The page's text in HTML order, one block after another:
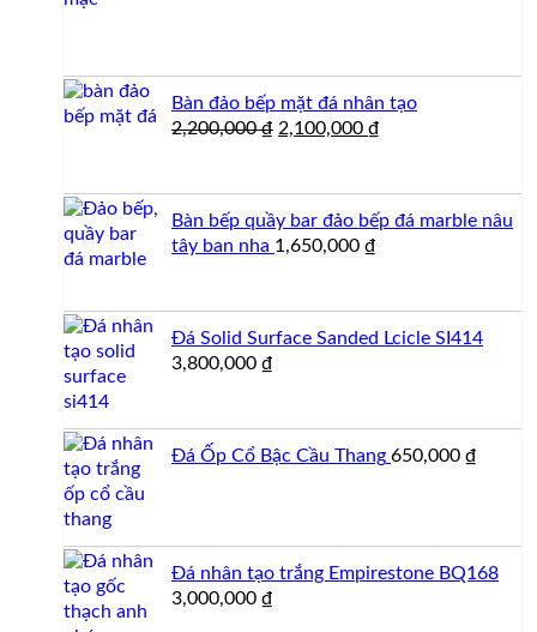
Bàn đảo bếp mặt đá nhân tạo
2,200,000₫ Giá
2,100,000 ₫
2,100,000 ₫.
Bàn bếp quầy bar đảo bếp đá marble nâu
tây ban nha 1,650,000 ₫
Đá Solid Surface Sanded Lcicle SI414
3,800,000 ₫
Đá Ốp Cổ Bậc Cầu Thang 650,000 ₫
Đá nhân tạo trắng Empirestone BQ168
3,000,000 ₫